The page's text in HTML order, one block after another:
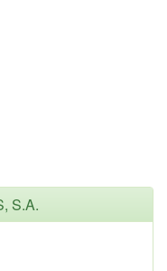
S.A.